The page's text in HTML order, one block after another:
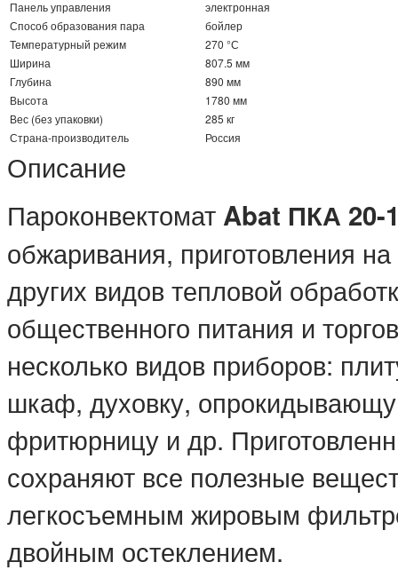
Панель управления
электронная
Способ образования пара
бойлер
Температурный режим
270 °С
Ширина
807.5 мм
Глубина
890 мм
Высота
1780 мм
Вес (без упаковки)
285 кг
Страна-производитель
Россия
Описание
Пароконвектомат Abat ПКА 20-
обжаривания, приготовления
других видов тепловой
общественного питания и
несколько видов приборов:
шкаф, духовку,
фритюрницу и др.
сохраняют все полезные
легкосъемным жировым
двойным остеклением.